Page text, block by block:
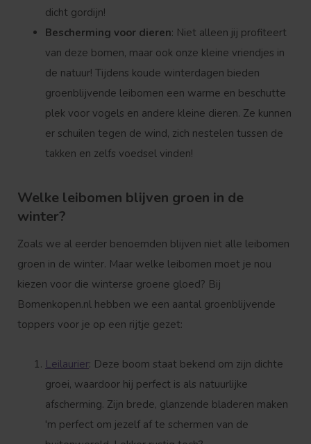
dicht gordijn!
Bescherming voor dieren: Niet alleen jij profiteert
van deze bomen, maar ook onze kleine vriendjes in
de natuur! Tijdens koude winterdagen bieden
groenblijvende leibomen een warme en beschutte
plek voor vogels en andere kleine dieren. Ze kunnen
er schuilen tegen de wind, zich nestelen tussen de
takken en zelfs voedsel vinden!
Welke leibomen blijven groen in de
winter?
Zoals we al eerder benoemden blijven niet alle leibomen
groen in de winter. Maar welke leibomen moet je nou
kiezen voor die winterse groene gloed? Bij
Bomenkopen.nl hebben we een aantal groenblijvende
toppers voor je op een rijtje gezet:
Leilaurier: Deze boom staat bekend om zijn dichte
groei, waardoor hij perfect is als natuurlijke
afscherming. Zijn brede, glanzende bladeren maken
'm perfect om jezelf af te schermen van de